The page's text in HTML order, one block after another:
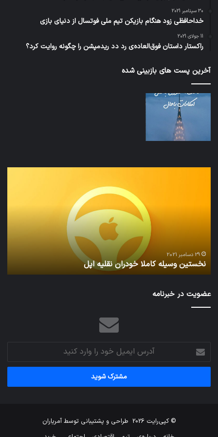
30 سپتامبر 2021
خداحافظی زود هنگام بازیکن تیم ملی فوتسال از دنیای بازی
11 جولای 2021
راکستار داستان فوق‌العاده‌ی رد دد ریدمپشن را چگونه روایت کرد؟
آخرین پست های بازبینی شده
29 دسامبر 2021
نخستین وسیله کاملا خودران نقلیه اپل
عضویت در خبرنامه
آدرس
ایمیل
خود
وارد
© کپی‌رایت 2026 طراحی و پشتیبانی توسطآمریاران